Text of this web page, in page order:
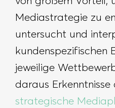
Mediastrategie zu
untersucht und
kundenspezifischen
jeweilige
daraus Erkenntnisse
strategische